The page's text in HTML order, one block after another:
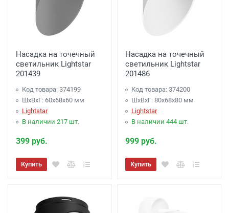
Насадка на точечный
светильник Lightstar
201439
Код товара: 374199
ШхВхГ: 60x68x60 мм
Lightstar
В наличии 217 шт.
399 руб.
Купить
Насадка на точечный
светильник Lightstar
201486
Код товара: 374200
ШхВхГ: 80x68x80 мм
Lightstar
В наличии 444 шт.
999 руб.
Купить